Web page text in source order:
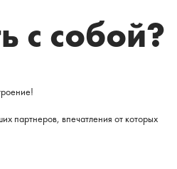
с собой?
партнеров, впечатления от которых